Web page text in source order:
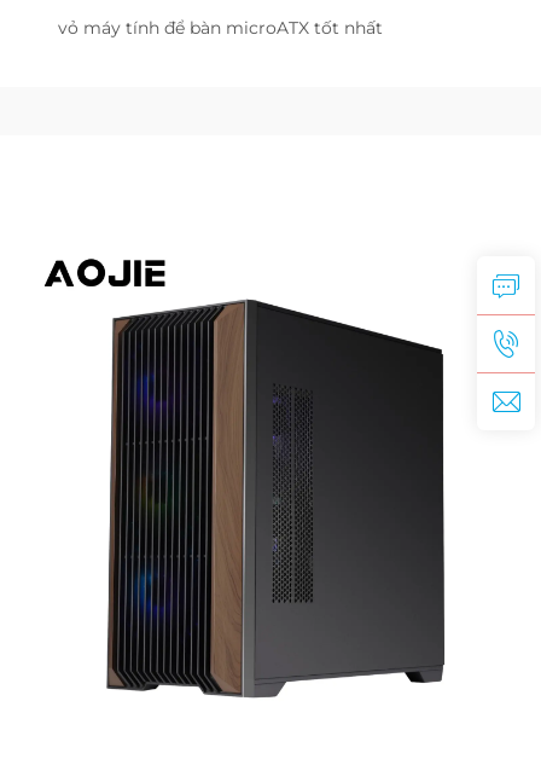
vỏ máy tính để bàn microATX tốt nhất